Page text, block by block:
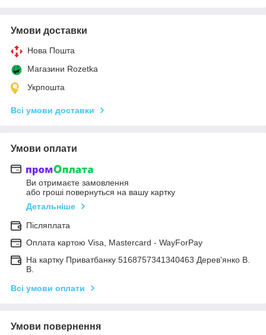
Умови доставки
Нова Пошта
Магазини Rozetka
Укрпошта
Всі умови доставки
Умови оплати
Ви отримаєте замовлення
або гроші повернуться на вашу картку
Детальніше
Післяплата
Оплата картою Visa, Mastercard - WayForPay
На картку Приватбанку 5168757341340463 Дерев'янко В.
В.
Всі умови оплати
Умови повернення